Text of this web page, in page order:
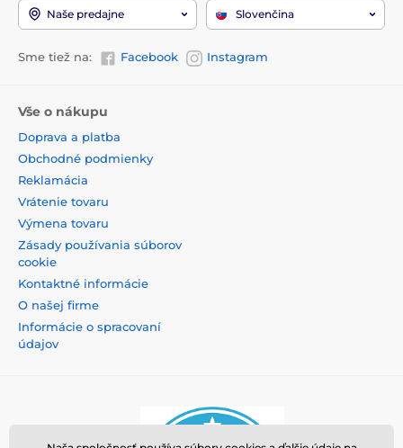
Naše predajne Slovenčina
Sme tiež na: Facebook Instagram
Vše o nákupu
Doprava a platba
Obchodné podmienky
Reklamácia
Vrátenie tovaru
Výmena tovaru
Zásady používania súborov
cookie
Kontaktné informácie
O našej firme
Informácie o spracovaní
údajov